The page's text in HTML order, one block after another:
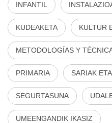
INFANTIL
KUDEAKETA KULTUR
METODOLOGÍAS Y
PRIMARIA SARIAK
SEGURTASUNA
UMEENGANDIK IKASIZ